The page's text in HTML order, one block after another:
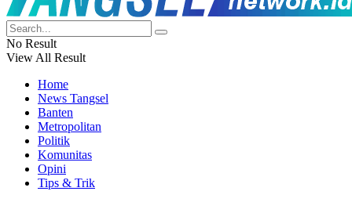
No Result
View All Result
Home
News Tangsel
Banten
Metropolitan
Politik
Komunitas
Opini
Tips & Trik